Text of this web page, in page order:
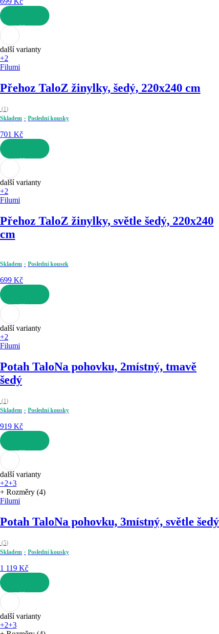
DO KOŠÍKU
další varianty
+2
Filumi
Přehoz TaloZ žinylky, šedý, 220x240 cm
(1)
Skladem
Poslední kousky
701 Kč
DO KOŠÍKU
další varianty
+2
Filumi
Přehoz TaloZ žinylky, světle šedý, 220x240
cm
Skladem Poslední kousek
699 Kč
DO KOŠÍKU
další varianty
+2
Filumi
Potah TaloNa pohovku, 2místný, tmavě
šedý
(1)
Skladem
Poslední kousky
919 Kč
DO KOŠÍKU
další varianty
+2+3
+ Rozměry (4)
Filumi
Potah TaloNa pohovku, 3místný, světle šedý
(5)
Skladem
Poslední kousky
1 119 Kč
DO KOŠÍKU
další varianty
+2+3